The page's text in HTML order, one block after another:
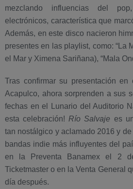
mezclando influencias del
electrónicos, característica que
Además, en este disco nacieron
presentes en las playlist, como: “La
el Mar y Ximena Sariñana), “Mala
Tras confirmar su presentación en
Acapulco, ahora sorprenden a sus
fechas en el Lunario del Auditorio
esta celebración! Río Salvaje es
tan nostálgico y aclamado 2016 y
bandas indie más influyentes del
en la Preventa Banamex el 2
Ticketmaster o en la Venta General
día después.